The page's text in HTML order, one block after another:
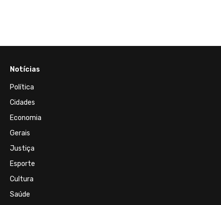
Notícias
Política
Cidades
Economia
Gerais
Justiça
Esporte
Cultura
Saúde